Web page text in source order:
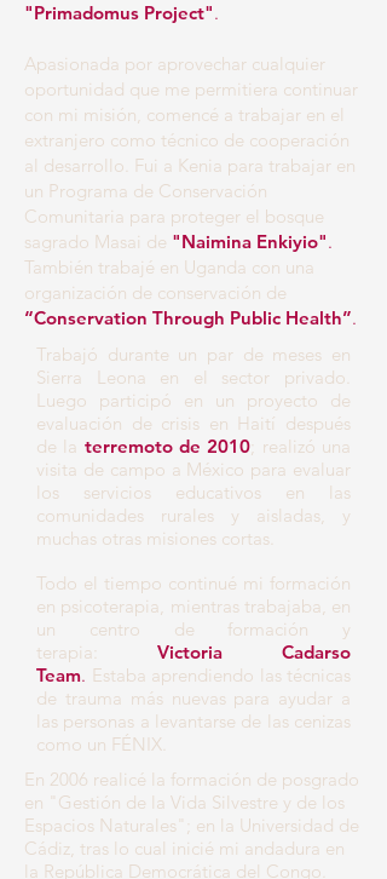
"Primadomus Project".
Apasionada por aprovechar cualquier
oportunidad que me permitiera continuar
con mi misión, comencé a trabajar en el
extranjero como técnico de cooperación
al desarrollo. Fui a Kenia para trabajar en
un Programa de Conservación
Comunitaria para proteger el bosque
sagrado Masai de "Naimina Enkiyio".
También trabajé en Uganda con una
organización de conservación de
“Conservation Through Public Health”.
Trabajó durante un par de meses en
Sierra Leona en el sector privado.
Luego participó en un proyecto de
evaluación de crisis en Haití después
de la terremoto de 2010; realizó una
visita de campo a México para evaluar
los servicios educativos en las
comunidades rurales y aisladas, y
muchas otras misiones cortas.
Todo el tiempo continué mi formación
en psicoterapia, mientras trabajaba, en
un centro de formación y
terapia: Victoria Cadarso
Team. Estaba aprendiendo las técnicas
de trauma más nuevas para ayudar a
las personas a levantarse de las cenizas
como un FÉNIX.
En 2006 realicé la formación de posgrado
en "Gestión de la Vida Silvestre y de los
Espacios Naturales"; en la Universidad de
Cádiz, tras lo cual inicié mi andadura en
la República Democrática del Congo.